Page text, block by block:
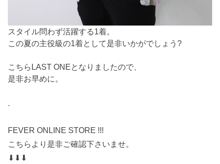
スタイル問わず活躍する1着。
この夏の主役級の1着として是非いかがでしょう?
こちらLAST ONEとなりましたので、
是非お早めに。
.
FEVER ONLINE STORE !!!
こちらより是非ご確認下さいませ。
⬇︎⬇︎⬇︎